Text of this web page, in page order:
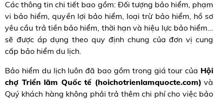
Các thông tin chi tiết bao gồm: Đối tượng bảo hiểm, phạm
vi bảo hiểm, quyền lợi bảo hiểm, loại trừ bảo hiểm, hồ sơ
yêu cầu trả tiền bảo hiểm, thời hạn và hiệu lực bảo hiểm...
sẽ được áp dụng theo quy định chung của đơn vị cung
cấp bảo hiểm du lịch.
Bảo hiểm du lịch luôn đã bao gồm trong giá tour của Hội
chợ Triển lãm Quốc tế (hoichotrienlamquocte.com) và
Quý khách hàng không phải trả thêm chi phí cho việc bảo